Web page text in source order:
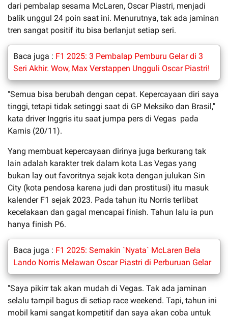
dari pembalap sesama McLaren, Oscar Piastri, menjadi
balik unggul 24 poin saat ini. Menurutnya, tak ada jaminan
tren sangat positif itu bisa berlanjut setiap seri.
Baca juga : F1 2025: 3 Pembalap Pemburu Gelar di 3
Seri Akhir. Wow, Max Verstappen Ungguli Oscar Piastri!
"Semua bisa berubah dengan cepat. Kepercayaan diri saya
tinggi, tetapi tidak setinggi saat di GP Meksiko dan Brasil,"
kata driver Inggris itu saat jumpa pers di Vegas pada
Kamis (20/11).
Yang membuat kepercayaan dirinya juga berkurang tak
lain adalah karakter trek dalam kota Las Vegas yang
bukan lay out favoritnya sejak kota dengan julukan Sin
City (kota pendosa karena judi dan prostitusi) itu masuk
kalender F1 sejak 2023. Pada tahun itu Norris terlibat
kecelakaan dan gagal mencapai finish. Tahun lalu ia pun
hanya finish P6.
Baca juga : F1 2025: Semakin `Nyata` McLaren Bela
Lando Norris Melawan Oscar Piastri di Perburuan Gelar
"Saya pikirr tak akan mudah di Vegas. Tak ada jaminan
selalu tampil bagus di setiap race weekend. Tapi, tahun ini
mobil kami sangat kompetitif dan saya akan coba untuk